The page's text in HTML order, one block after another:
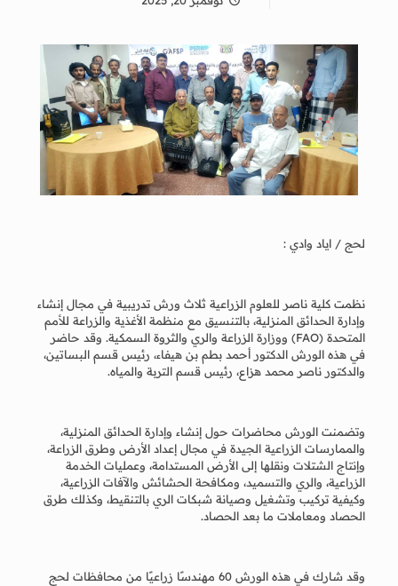
لحج / اياد وادي :
نظمت كلية ناصر للعلوم الزراعية ثلاث ورش تدريبية في مجال إنشاء
وإدارة الحدائق المنزلية، بالتنسيق مع منظمة الأغذية والزراعة للأمم
المتحدة (FAO) ووزارة الزراعة والري والثروة السمكية. وقد حاضر
في هذه الورش الدكتور أحمد بطم بن هيفاء، رئيس قسم البساتين،
والدكتور ناصر محمد هزاع، رئيس قسم التربة والمياه.
وتضمنت الورش محاضرات حول إنشاء وإدارة الحدائق المنزلية،
والممارسات الزراعية الجيدة في مجال إعداد الأرض وطرق الزراعة،
وإنتاج الشتلات ونقلها إلى الأرض المستدامة، وعمليات الخدمة
الزراعية، والري والتسميد، ومكافحة الحشائش والآفات الزراعية،
وكيفية تركيب وتشغيل وصيانة شبكات الري بالتنقيط، وكذلك طرق
الحصاد ومعاملات ما بعد الحصاد.
وقد شارك في هذه الورش 60 مهندسًا زراعيًا من محافظات لحج